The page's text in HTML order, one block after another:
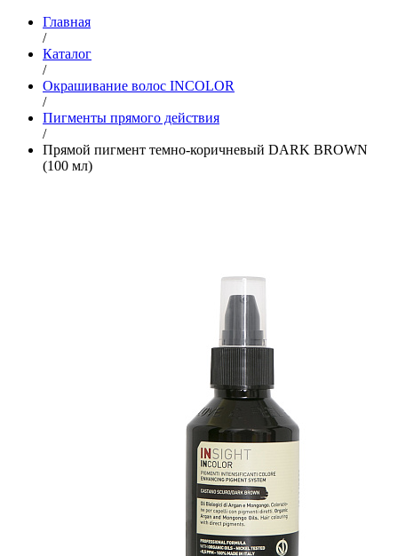
Главная
/
Каталог
/
Окрашивание волос INCOLOR
/
Пигменты прямого действия
/
Прямой пигмент темно-коричневый DARK BROWN
(100 мл)